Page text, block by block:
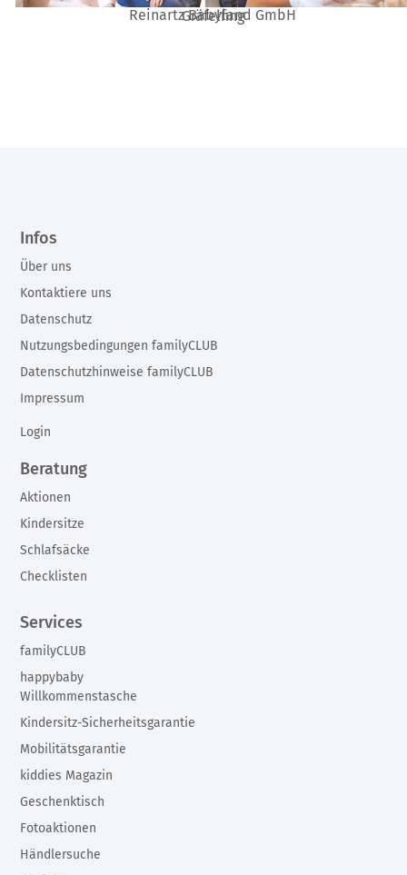
Gräfelfing
Reinartz Babyland GmbH
Beratung
Aktionen
Kindersitze
Schlafsäcke
Checklisten
Services
familyCLUB
happybaby
Willkommenstasche
Kindersitz-Sicherheitsgarantie
Mobilitätsgarantie
kiddies Magazin
Geschenktisch
Fotoaktionen
Händlersuche
Infos
Über uns
Kontaktiere uns
Datenschutz
Nutzungsbedingungen familyCLUB
Datenschutzhinweise familyCLUB
Impressum
Login